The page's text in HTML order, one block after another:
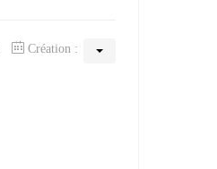
Création :